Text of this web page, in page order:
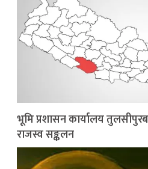
भूमि प्रशासन कार्यालय
राजस्व सङ्कलन